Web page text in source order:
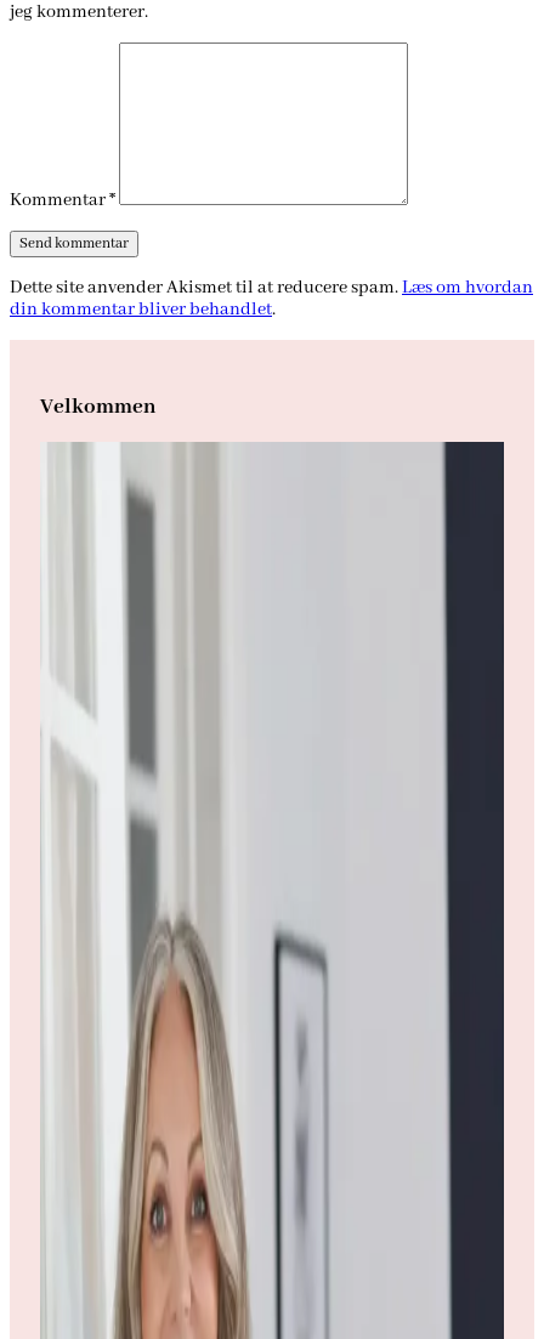
jeg kommenterer.
Kommentar*
Dette site anvender Akismet til at reducere spam.Læs om hvordan
din kommentar bliver behandlet.
Velkommen